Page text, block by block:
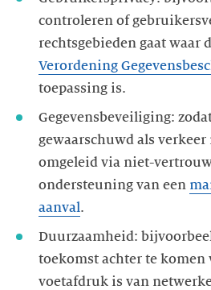
controleren of
rechtsgebieden gaat waar
Verordening
toepassing is.
Gegevensbeveiliging:
gewaarschuwd als
omgeleid via niet-
ondersteuning van een
aanval.
Duurzaamheid:
toekomst achter te komen
voetafdruk is van